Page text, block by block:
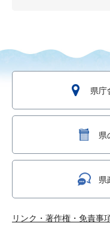
県庁
県
県
リンク・著作権・免責事